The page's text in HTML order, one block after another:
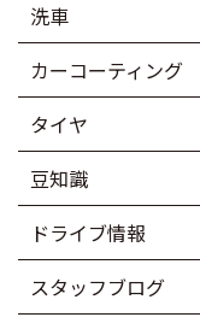
洗車
カーコーティング
タイヤ
豆知識
ドライブ情報
スタッフブログ